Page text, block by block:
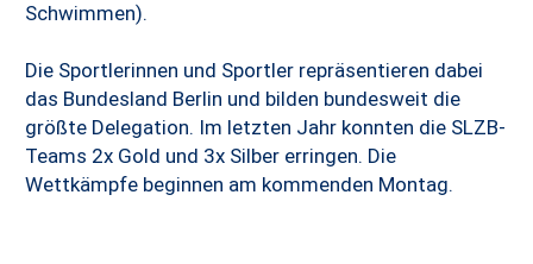
Schwimmen).
Die Sportlerinnen und Sportler repräsentieren dabei
das Bundesland Berlin und bilden bundesweit die
größte Delegation. Im letzten Jahr konnten die SLZB-
Teams 2x Gold und 3x Silber erringen. Die
Wettkämpfe beginnen am kommenden Montag.